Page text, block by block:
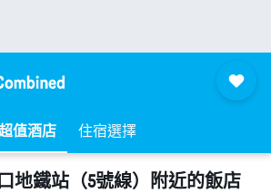
值酒店 住宿選擇
地鐵站（5號線）附近​的飯店